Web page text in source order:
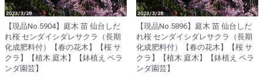
【現品No.5904】庭木 苗 仙台しだ
れ桜 センダイシダレサクラ（長期
化成肥料付）【春の花木】【桜 サ
クラ】【植木 庭木】【鉢植え ベラ
ンダ園芸】
【現品No.5896】庭木 苗 仙台しだ
れ桜 センダイシダレサクラ（長期
化成肥料付）【春の花木】【桜 サ
クラ】【植木 庭木】【鉢植え ベラ
ンダ園芸】